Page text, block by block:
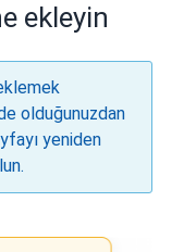
ekleyin
olduğunuzdan
yeniden